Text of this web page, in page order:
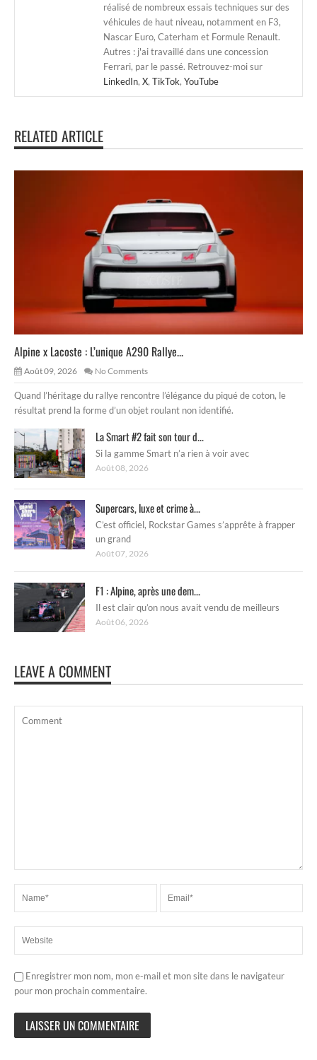
réalisé de nombreux essais techniques sur des
véhicules de haut niveau, notamment en F3,
Nascar Euro, Caterham et Formule Renault.
Autres : j'ai travaillé dans une concession
Ferrari, par le passé. Retrouvez-moi sur
LinkedIn, X, TikTok, YouTube
RELATED ARTICLE
Alpine x Lacoste : L’unique A290 Rallye...
Août 09, 2026 No Comments
Quand l’héritage du rallye rencontre l’élégance du piqué de coton, le
résultat prend la forme d’un objet roulant non identifié.
La Smart #2 fait son tour d...
Si la gamme Smart n’a rien à voir avec
Août 08, 2026
Supercars, luxe et crime à...
C’est officiel, Rockstar Games s’apprête à frapper
un grand
Août 07, 2026
F1 : Alpine, après une dem...
Il est clair qu’on nous avait vendu de meilleurs
Août 06, 2026
LEAVE A COMMENT
Enregistrer mon nom, mon e-mail et mon site dans le navigateur
pour mon prochain commentaire.